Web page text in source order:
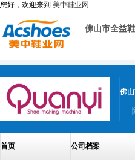
您好，欢迎来到 美中鞋业网
佛山市全益
佛
首页 公司档案